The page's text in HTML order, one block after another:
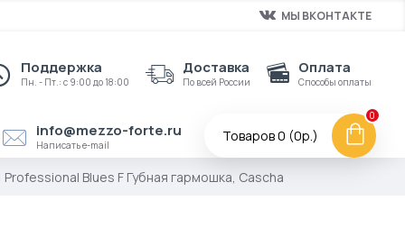
МЫ ВКОНТАКТЕ
Поддержка
Пн. - Пт.: с 9:00 до 18:00
Доставка
По всей России
Оплата
Способы оплаты
info@mezzo-forte.ru
Написать e-mail
Товаров 0 (0р.)
0
Professional Blues F Губная гармошка, Cascha